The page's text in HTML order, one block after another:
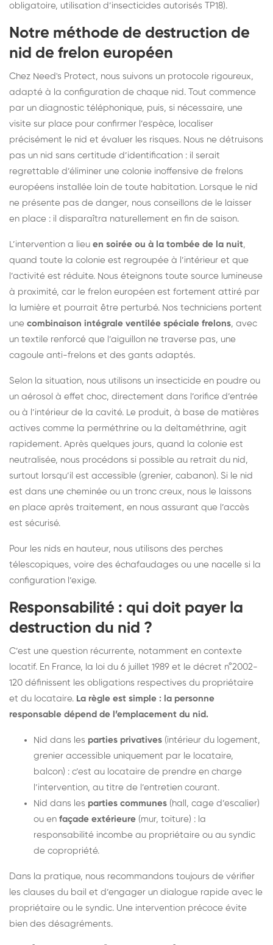
obligatoire, utilisation d’insecticides autorisés TP18).
Notre méthode de destruction de
nid de frelon européen
Chez Need's Protect, nous suivons un protocole rigoureux,
adapté à la configuration de chaque nid. Tout commence
par un diagnostic téléphonique, puis, si nécessaire, une
visite sur place pour confirmer l’espèce, localiser
précisément le nid et évaluer les risques. Nous ne détruisons
pas un nid sans certitude d’identification : il serait
regrettable d’éliminer une colonie inoffensive de frelons
européens installée loin de toute habitation. Lorsque le nid
ne présente pas de danger, nous conseillons de le laisser
en place : il disparaîtra naturellement en fin de saison.
L’intervention a lieu en soirée ou à la tombée de la nuit,
quand toute la colonie est regroupée à l’intérieur et que
l’activité est réduite. Nous éteignons toute source lumineuse
à proximité, car le frelon européen est fortement attiré par
la lumière et pourrait être perturbé. Nos techniciens portent
une combinaison intégrale ventilée spéciale frelons, avec
un textile renforcé que l’aiguillon ne traverse pas, une
cagoule anti-frelons et des gants adaptés.
Selon la situation, nous utilisons un insecticide en poudre ou
un aérosol à effet choc, directement dans l’orifice d’entrée
ou à l’intérieur de la cavité. Le produit, à base de matières
actives comme la perméthrine ou la deltaméthrine, agit
rapidement. Après quelques jours, quand la colonie est
neutralisée, nous procédons si possible au retrait du nid,
surtout lorsqu’il est accessible (grenier, cabanon). Si le nid
est dans une cheminée ou un tronc creux, nous le laissons
en place après traitement, en nous assurant que l’accès
est sécurisé.
Pour les nids en hauteur, nous utilisons des perches
télescopiques, voire des échafaudages ou une nacelle si la
configuration l’exige.
Responsabilité : qui doit payer la
destruction du nid ?
C’est une question récurrente, notamment en contexte
locatif. En France, la loi du 6 juillet 1989 et le décret n°2002-
120 définissent les obligations respectives du propriétaire
et du locataire. La règle est simple : la personne
responsable dépend de l’emplacement du nid.
Nid dans les parties privatives (intérieur du logement,
grenier accessible uniquement par le locataire,
balcon) : c’est au locataire de prendre en charge
l’intervention, au titre de l’entretien courant.
Nid dans les parties communes (hall, cage d’escalier)
ou en façade extérieure (mur, toiture) : la
responsabilité incombe au propriétaire ou au syndic
de copropriété.
Dans la pratique, nous recommandons toujours de vérifier
les clauses du bail et d’engager un dialogue rapide avec le
propriétaire ou le syndic. Une intervention précoce évite
bien des désagréments.